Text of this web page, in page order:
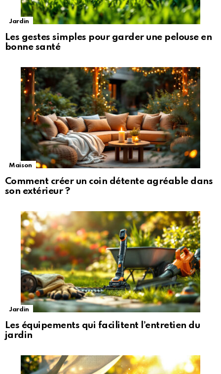
Jardin
Les gestes simples pour garder une pelouse en
bonne santé
Maison
Comment créer un coin détente agréable dans
son extérieur ?
Jardin
Les équipements qui facilitent l’entretien du
jardin